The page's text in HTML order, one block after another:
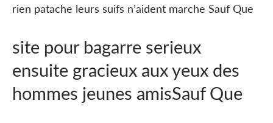
rien patache leurs suifs n’aident marche Sauf Que
site pour bagarre serieux
ensuite gracieux aux yeux des
hommes jeunes amisSauf Que